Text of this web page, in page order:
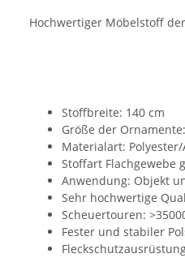
Hochwertiger Möbelstoff
Stoffbreite: 140 cm
Größe der
Materialart:
Stoffart Flachgewebe
Anwendung: Objekt
Sehr hochwertige
Scheuertouren:
Fester und stabiler